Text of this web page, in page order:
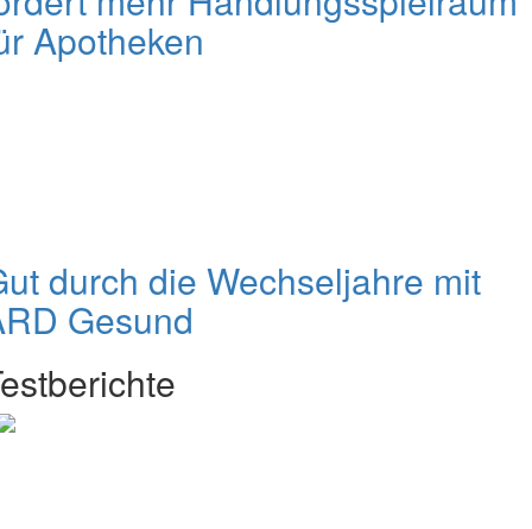
Apotheken
durch die Wechseljahre mit
Gesund